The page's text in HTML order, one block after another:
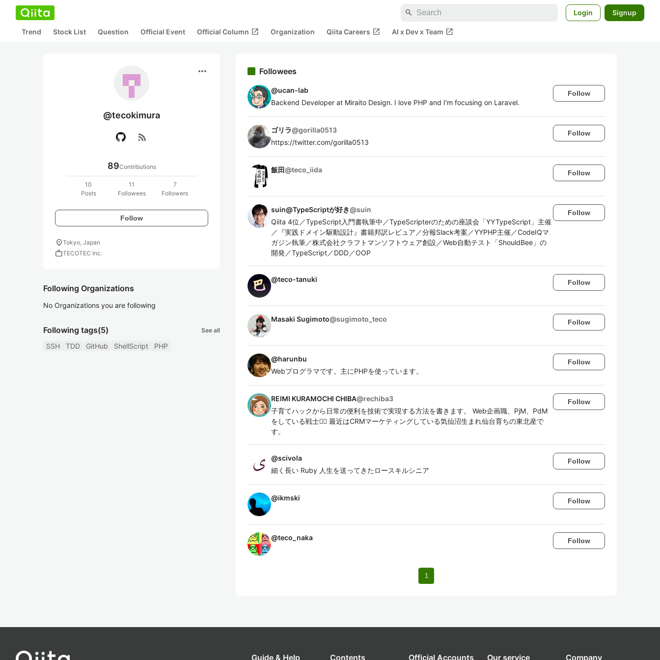
search Login Signup
Trend Stock List Question Official Event Official Column open_in_new Organization Qiita Careers open_in_new AI x Dev x Team open_in_new
more_horiz
@tecokimura
rss_feed
89Contributions
10
Posts
11
Followees
7
Followers
Follow
location_onTokyo, Japan
workTECOTEC Inc.
Following Organizations
No Organizations you are following
Following tags(5) See all
SSH TDD GitHub ShellScript PHP
Followees
@ucan-lab
Backend Developer at Miraito Design. I love PHP and I'm focusing on Laravel.
Follow
ゴリラ@gorilla0513
https://twitter.com/gorilla0513
Follow
飯田@teco_iida Follow
suin@TypeScriptが好き@suin
Qiita 4位／TypeScript入門書執筆中／TypeScripterのための座談会「YYTypeScript」主催
／『実践ドメイン駆動設計』書籍邦訳レビュア／分報Slack考案／YYPHP主催／CodeIQマ
ガジン執筆／株式会社クラフトマンソフトウェア創設／Web自動テスト「ShouldBee」の
開発／TypeScript／DDD／OOP
Follow
@teco-tanuki Follow
Masaki Sugimoto@sugimoto_teco Follow
@harunbu
Webプログラマです。主にPHPを使っています。
Follow
REIMI KURAMOCHI CHIBA@rechiba3
子育てハックから日常の便利を技術で実現する方法を書きます。 Web企画職、PjM、PdM
をしている戦士🧜‍♀️ 最近はCRMマーケティングしている気仙沼生まれ仙台育ちの東北産で
す。
Follow
@scivola
細く長い Ruby 人生を送ってきたロースキルシニア
Follow
@ikmski Follow
@teco_naka Follow
1
Guide & Help Contents Official Accounts Our service Company